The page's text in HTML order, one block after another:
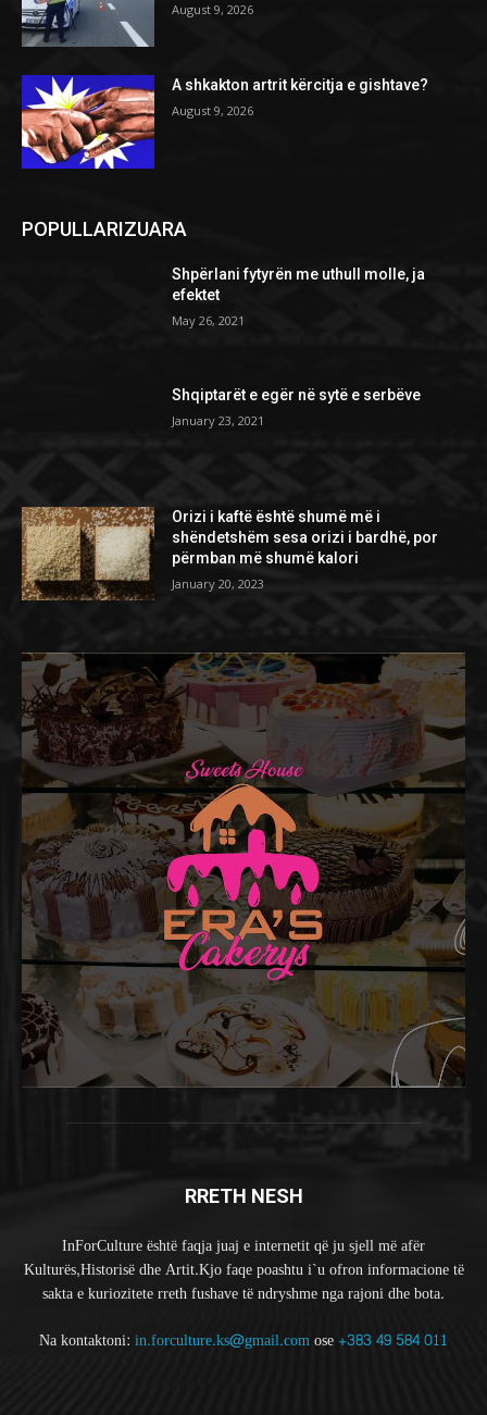
August 9, 2026
A shkakton artrit kërcitja e gishtave?
August 9, 2026
POPULLARIZUARA
Shpërlani fytyrën me uthull molle, ja
efektet
May 26, 2021
Shqiptarët e egër në sytë e serbëve
January 23, 2021
Orizi i kaftë është shumë më i
shëndetshëm sesa orizi i bardhë, por
përmban më shumë kalori
January 20, 2023
RRETH NESH
InForCulture është faqja juaj e internetit që ju sjell më afër
Kulturës,Historisë dhe Artit.Kjo faqe poashtu i`u ofron informacione të
sakta e kuriozitete rreth fushave të ndryshme nga rajoni dhe bota.
Na kontaktoni: in.forculture.ks@gmail.comose+383 49 584 011